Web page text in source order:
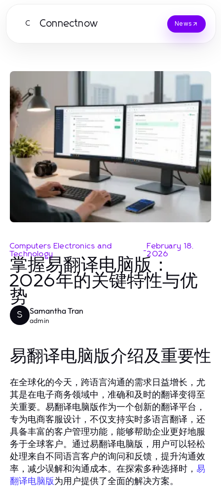
C Connectnow News
Computers Electronics and
Technology
-February 18,
2026
掌握易翻译电脑版：
2026年的关键特性与优
势
S Samantha Tran
admin
易翻译电脑版介绍及重要性
在全球化的今天，跨语言沟通的需求日益增长，尤
其是在电子商务领域中，准确和及时的翻译变得至
关重要。易翻译电脑版作为一个创新的翻译平台，
专为电商客服设计，不仅支持实时多语言翻译，还
具备丰富的客户管理功能，能够帮助企业更好地服
务于全球客户。通过易翻译电脑版，用户可以轻松
处理来自不同语言客户的询问和反馈，提升沟通效
率，减少误解和沟通成本。在探索多种选择时， 易
翻译电脑版为用户提供了全面的解决方案。